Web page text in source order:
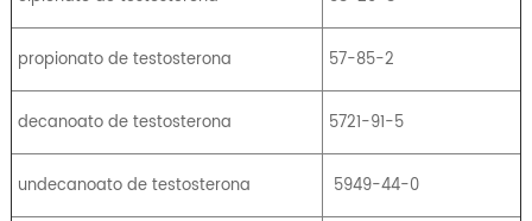
propionato de testosterona 57-85-2
decanoato de testosterona 5721-91-5
undecanoato de testosterona 5949-44-0